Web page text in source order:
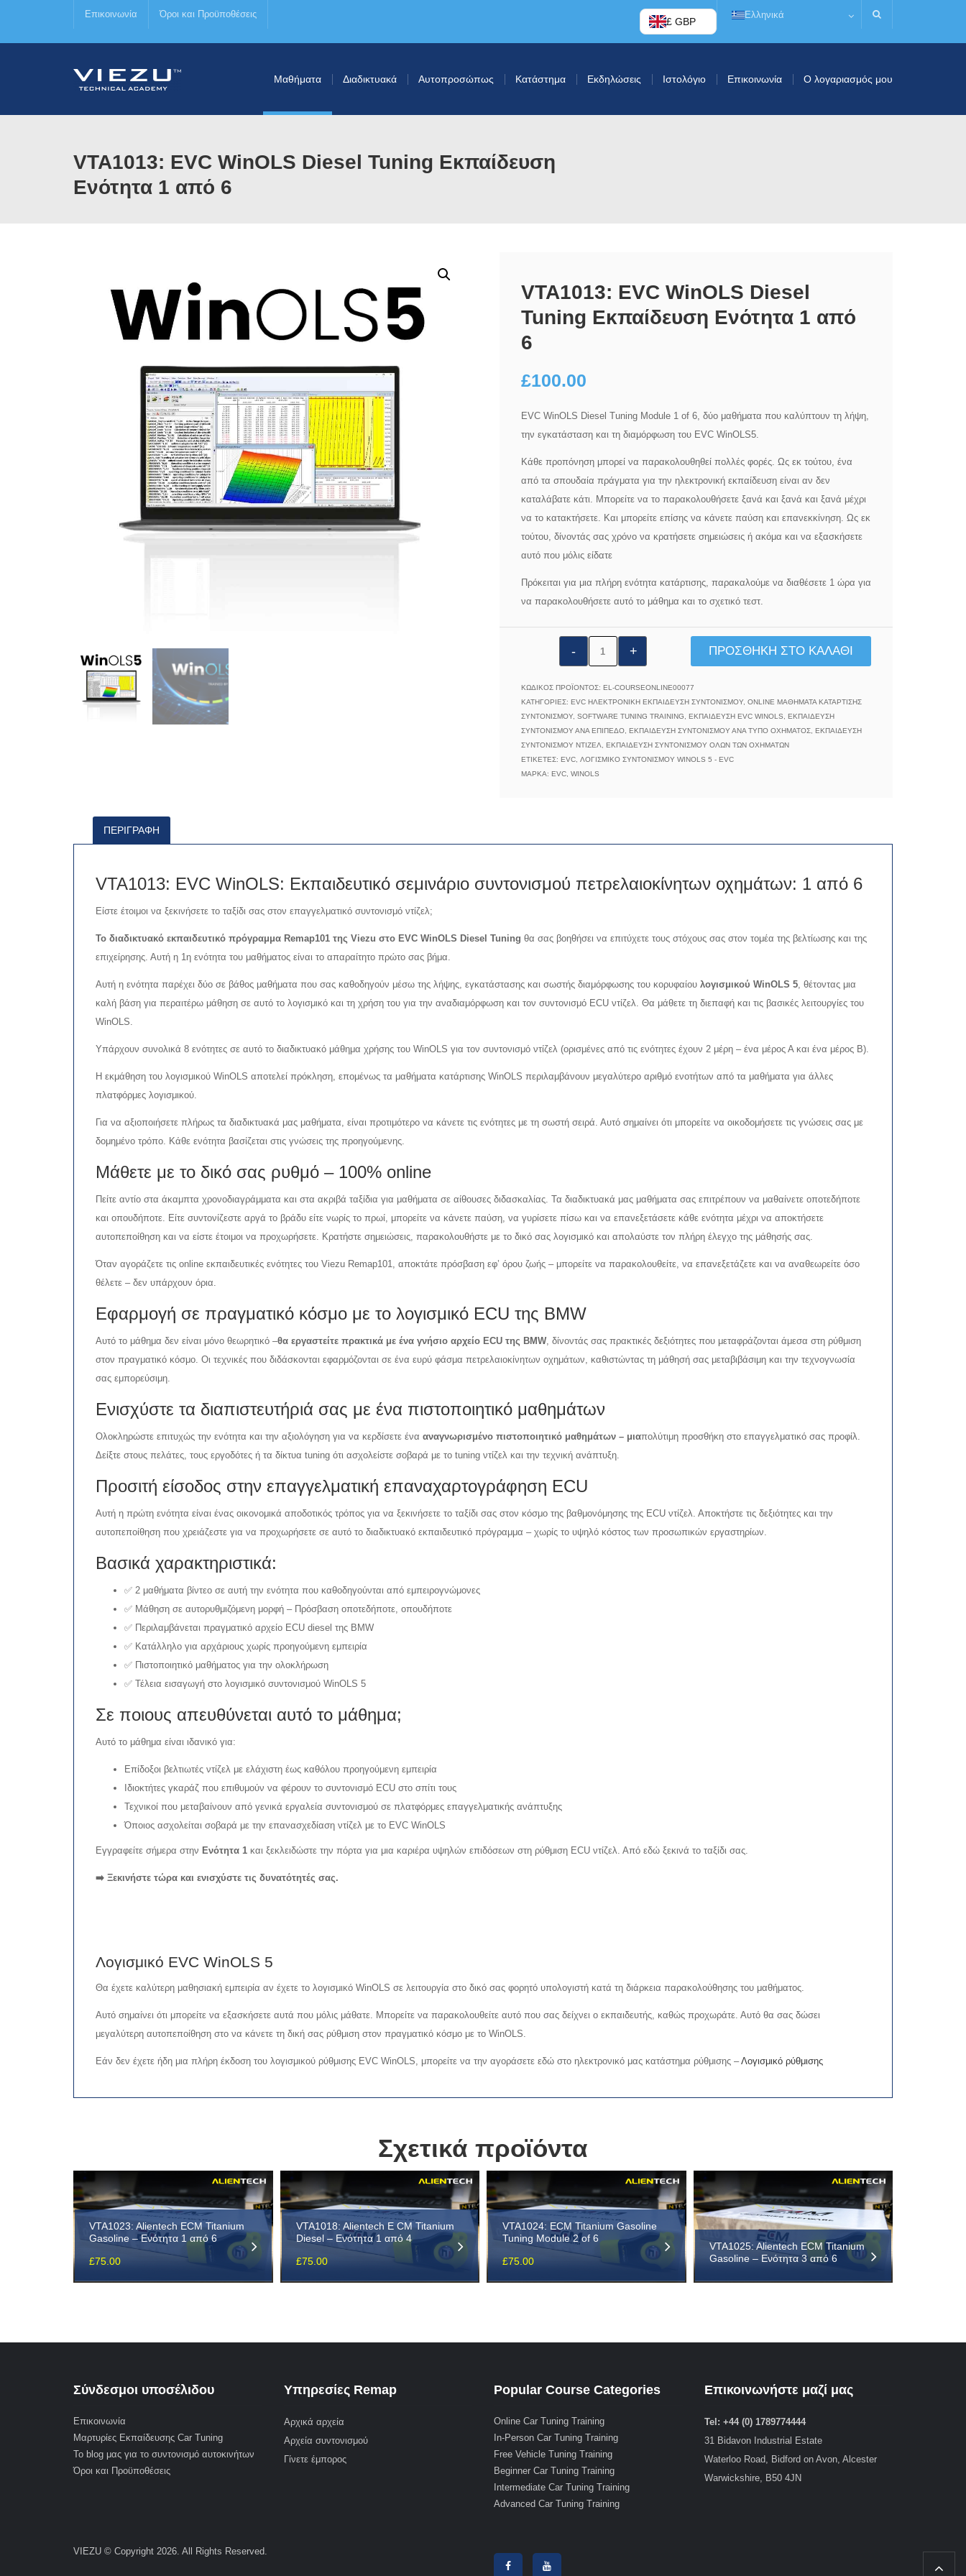
Επικοινωνία Όροι και Προϋποθέσεις
£ GBP
Ελληνικά
Μαθήματα Διαδικτυακά Αυτοπροσώπως Κατάστημα Εκδηλώσεις Ιστολόγιο Επικοινωνία Ο λογαριασμός μου
VTA1013: EVC WinOLS Diesel Tuning Εκπαίδευση
Ενότητα 1 από 6
VTA1013: EVC WinOLS Diesel
Tuning Εκπαίδευση Ενότητα 1 από
6
£100.00
EVC WinOLS Diesel Tuning Module 1 of 6, δύο μαθήματα που καλύπτουν τη λήψη,
την εγκατάσταση και τη διαμόρφωση του EVC WinOLS5.
Κάθε προπόνηση μπορεί να παρακολουθηθεί πολλές φορές. Ως εκ τούτου, ένα
από τα σπουδαία πράγματα για την ηλεκτρονική εκπαίδευση είναι αν δεν
καταλάβατε κάτι. Μπορείτε να το παρακολουθήσετε ξανά και ξανά και ξανά μέχρι
να το κατακτήσετε. Και μπορείτε επίσης να κάνετε παύση και επανεκκίνηση. Ως εκ
τούτου, δίνοντάς σας χρόνο να κρατήσετε σημειώσεις ή ακόμα και να εξασκήσετε
αυτό που μόλις είδατε
Πρόκειται για μια πλήρη ενότητα κατάρτισης, παρακαλούμε να διαθέσετε 1 ώρα για
να παρακολουθήσετε αυτό το μάθημα και το σχετικό τεστ.
EVC
Diesel
Tuning
Ενότητα
1
ΠΡΟΣΘΉΚΗ ΣΤΟ ΚΑΛΆΘΙ
ΚΩΔΙΚΌΣ ΠΡΟΪΌΝΤΟΣ: EL-COURSEONLINE00077
ΚΑΤΗΓΟΡΊΕΣ: EVC ΗΛΕΚΤΡΟΝΙΚΉ ΕΚΠΑΊΔΕΥΣΗ ΣΥΝΤΟΝΙΣΜΟΎ, ONLINE ΜΑΘΉΜΑΤΑ ΚΑΤΆΡΤΙΣΗΣ
ΣΥΝΤΟΝΙΣΜΟΎ, SOFTWARE TUNING TRAINING ΕΚΠΑΊΔΕΥΣΗ EVC WINOLS
ΕΚΠΑΊΔΕΥΣΗ
ΣΥΝΤΟΝΙΣΜΟΎ ΑΝΆ ΕΠΊΠΕΔΟ, ΕΚΠΑΊΔΕΥΣΗ ΣΥΝΤΟΝΙΣΜΟΎ ΑΝΆ ΤΎΠΟ ΟΧΉΜΑΤΟΣ, ΕΚΠΑΊΔΕΥΣΗ
ΣΥΝΤΟΝΙΣΜΟΎ ΝΤΊΖΕΛ
ΕΚΠΑΊΔΕΥΣΗ ΣΥΝΤΟΝΙΣΜΟΎ ΌΛΩΝ ΤΩΝ ΟΧΗΜΆΤΩΝ
ΕΤΙΚΈΤΕΣ: EVC, ΛΟΓΙΣΜΙΚΌ ΣΥΝΤΟΝΙΣΜΟΎ WINOLS 5 - EVC
ΜΆΡΚΑ: EVC, WINOLS
ΠΕΡΙΓΡΑΦΉ
VTA1013: EVC WinOLS: Εκπαιδευτικό σεμινάριο συντονισμού πετρελαιοκίνητων οχημάτων: 1 από 6
Είστε έτοιμοι να ξεκινήσετε το ταξίδι σας στον επαγγελματικό συντονισμό ντίζελ;
Το διαδικτυακό εκπαιδευτικό πρόγραμμα Remap101 της Viezu στο EVC WinOLS Diesel Tuning θα σας βοηθήσει να επιτύχετε τους στόχους σας στον τομέα της βελτίωσης και της
επιχείρησης. Αυτή η 1η ενότητα του μαθήματος είναι το απαραίτητο πρώτο σας βήμα.
Αυτή η ενότητα παρέχει δύο σε βάθος μαθήματα που σας καθοδηγούν μέσω της λήψης, εγκατάστασης και σωστής διαμόρφωσης του κορυφαίου λογισμικού WinOLS 5, θέτοντας μια
καλή βάση για περαιτέρω μάθηση σε αυτό το λογισμικό και τη χρήση του για την αναδιαμόρφωση και τον συντονισμό ECU ντίζελ. Θα μάθετε τη διεπαφή και τις βασικές λειτουργίες του
WinOLS.
Υπάρχουν συνολικά 8 ενότητες σε αυτό το διαδικτυακό μάθημα χρήσης του WinOLS για τον συντονισμό ντίζελ (ορισμένες από τις ενότητες έχουν 2 μέρη – ένα μέρος Α και ένα μέρος Β).
Η εκμάθηση του λογισμικού WinOLS αποτελεί πρόκληση, επομένως τα μαθήματα κατάρτισης WinOLS περιλαμβάνουν μεγαλύτερο αριθμό ενοτήτων από τα μαθήματα για άλλες
πλατφόρμες λογισμικού.
Για να αξιοποιήσετε πλήρως τα διαδικτυακά μας μαθήματα, είναι προτιμότερο να κάνετε τις ενότητες με τη σωστή σειρά. Αυτό σημαίνει ότι μπορείτε να οικοδομήσετε τις γνώσεις σας με
δομημένο τρόπο. Κάθε ενότητα βασίζεται στις γνώσεις της προηγούμενης.
Μάθετε με το δικό σας ρυθμό – 100% online
Πείτε αντίο στα άκαμπτα χρονοδιαγράμματα και στα ακριβά ταξίδια για μαθήματα σε αίθουσες διδασκαλίας. Τα διαδικτυακά μας μαθήματα σας επιτρέπουν να μαθαίνετε οποτεδήποτε
και οπουδήποτε. Είτε συντονίζεστε αργά το βράδυ είτε νωρίς το πρωί, μπορείτε να κάνετε παύση, να γυρίσετε πίσω και να επανεξετάσετε κάθε ενότητα μέχρι να αποκτήσετε
αυτοπεποίθηση και να είστε έτοιμοι να προχωρήσετε. Κρατήστε σημειώσεις, παρακολουθήστε με το δικό σας λογισμικό και απολαύστε τον πλήρη έλεγχο της μάθησής σας.
Όταν αγοράζετε τις online εκπαιδευτικές ενότητες του Viezu Remap101, αποκτάτε πρόσβαση εφ’ όρου ζωής – μπορείτε να παρακολουθείτε, να επανεξετάζετε και να αναθεωρείτε όσο
θέλετε – δεν υπάρχουν όρια.
Εφαρμογή σε πραγματικό κόσμο με το λογισμικό ECU της BMW
Αυτό το μάθημα δεν είναι μόνο θεωρητικό –θα εργαστείτε πρακτικά με ένα γνήσιο αρχείο ECU της BMW, δίνοντάς σας πρακτικές δεξιότητες που μεταφράζονται άμεσα στη ρύθμιση
στον πραγματικό κόσμο. Οι τεχνικές που διδάσκονται εφαρμόζονται σε ένα ευρύ φάσμα πετρελαιοκίνητων οχημάτων, καθιστώντας τη μάθησή σας μεταβιβάσιμη και την τεχνογνωσία
σας εμπορεύσιμη.
Ενισχύστε τα διαπιστευτήριά σας με ένα πιστοποιητικό μαθημάτων
Ολοκληρώστε επιτυχώς την ενότητα και την αξιολόγηση για να κερδίσετε ένα αναγνωρισμένο πιστοποιητικό μαθημάτων – μιαπολύτιμη προσθήκη στο επαγγελματικό σας προφίλ.
Δείξτε στους πελάτες, τους εργοδότες ή τα δίκτυα tuning ότι ασχολείστε σοβαρά με το tuning ντίζελ και την τεχνική ανάπτυξη.
Προσιτή είσοδος στην επαγγελματική επαναχαρτογράφηση ECU
Αυτή η πρώτη ενότητα είναι ένας οικονομικά αποδοτικός τρόπος για να ξεκινήσετε το ταξίδι σας στον κόσμο της βαθμονόμησης της ECU ντίζελ. Αποκτήστε τις δεξιότητες και την
αυτοπεποίθηση που χρειάζεστε για να προχωρήσετε σε αυτό το διαδικτυακό εκπαιδευτικό πρόγραμμα – χωρίς το υψηλό κόστος των προσωπικών εργαστηρίων.
Βασικά χαρακτηριστικά:
✅ 2 μαθήματα βίντεο σε αυτή την ενότητα που καθοδηγούνται από εμπειρογνώμονες
✅ Μάθηση σε αυτορυθμιζόμενη μορφή – Πρόσβαση οποτεδήποτε, οπουδήποτε
✅ Περιλαμβάνεται πραγματικό αρχείο ECU diesel της BMW
✅ Κατάλληλο για αρχάριους χωρίς προηγούμενη εμπειρία
✅ Πιστοποιητικό μαθήματος για την ολοκλήρωση
✅ Τέλεια εισαγωγή στο λογισμικό συντονισμού WinOLS 5
Σε ποιους απευθύνεται αυτό το μάθημα;
Αυτό το μάθημα είναι ιδανικό για:
Επίδοξοι βελτιωτές ντίζελ με ελάχιστη έως καθόλου προηγούμενη εμπειρία
Ιδιοκτήτες γκαράζ που επιθυμούν να φέρουν το συντονισμό ECU στο σπίτι τους
Τεχνικοί που μεταβαίνουν από γενικά εργαλεία συντονισμού σε πλατφόρμες επαγγελματικής ανάπτυξης
Όποιος ασχολείται σοβαρά με την επανασχεδίαση ντίζελ με το EVC WinOLS
Εγγραφείτε σήμερα στην Ενότητα 1 και ξεκλειδώστε την πόρτα για μια καριέρα υψηλών επιδόσεων στη ρύθμιση ECU ντίζελ. Από εδώ ξεκινά το ταξίδι σας.
➡️ Ξεκινήστε τώρα και ενισχύστε τις δυνατότητές σας.
Λογισμικό EVC WinOLS 5
Θα έχετε καλύτερη μαθησιακή εμπειρία αν έχετε το λογισμικό WinOLS σε λειτουργία στο δικό σας φορητό υπολογιστή κατά τη διάρκεια παρακολούθησης του μαθήματος.
Αυτό σημαίνει ότι μπορείτε να εξασκήσετε αυτά που μόλις μάθατε. Μπορείτε να παρακολουθείτε αυτό που σας δείχνει ο εκπαιδευτής, καθώς προχωράτε. Αυτό θα σας δώσει
μεγαλύτερη αυτοπεποίθηση στο να κάνετε τη δική σας ρύθμιση στον πραγματικό κόσμο με το WinOLS.
Εάν δεν έχετε ήδη μια πλήρη έκδοση του λογισμικού ρύθμισης EVC WinOLS, μπορείτε να την αγοράσετε εδώ στο ηλεκτρονικό μας κατάστημα ρύθμισης –Λογισμικό ρύθμισης
Σχετικά προϊόντα
VTA1023: Alientech ECM Titanium
Gasoline – Ενότητα 1 από 6
£75.00
VTA1018: Alientech E CM Titanium
Diesel – Ενότητα 1 από 4
£75.00
VTA1024: ECM Titanium Gasoline
Tuning Module 2 of 6
£75.00
VTA1025: Alientech ECM Titanium
Gasoline – Ενότητα 3 από 6
Σύνδεσμοι υποσέλιδου
Επικοινωνία
Μαρτυρίες Εκπαίδευσης Car Tuning
Το blog μας για το συντονισμό αυτοκινήτων
Όροι και Προϋποθέσεις
Υπηρεσίες Remap
Αρχικά αρχεία
Αρχεία συντονισμού
Γίνετε έμπορος
Popular Course Categories
Online Car Tuning Training
In-Person Car Tuning Training
Free Vehicle Tuning Training
Beginner Car Tuning Training
Intermediate Car Tuning Training
Advanced Car Tuning Training
Επικοινωνήστε μαζί μας
Tel: +44 (0) 1789774444
31 Bidavon Industrial Estate
Waterloo Road, Bidford on Avon, Alcester
Warwickshire, B50 4JN
VIEZU © Copyright 2026. All Rights Reserved.